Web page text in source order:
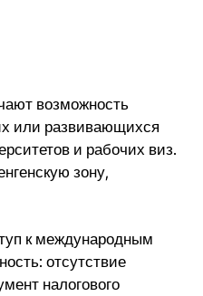
возможность
или развивающихся
и рабочих виз.
зону,
к международным
отсутствие
налогового